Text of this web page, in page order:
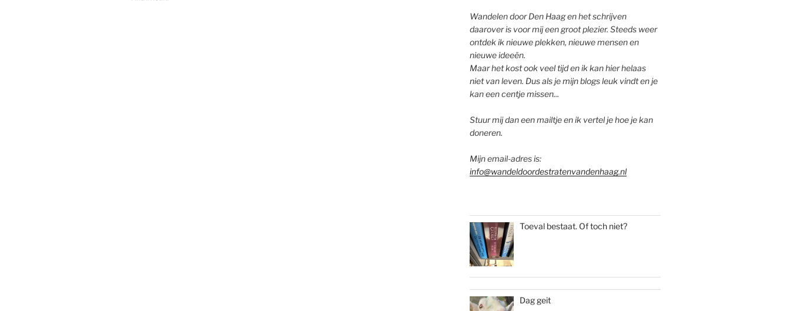
Wandelen door Den Haag en het schrijven
daarover is voor mij een groot plezier. Steeds weer
ontdek ik nieuwe plekken, nieuwe mensen en
nieuwe ideeën.
Maar het kost ook veel tijd en ik kan hier helaas
niet van leven. Dus als je mijn blogs leuk vindt en je
kan een centje missen...
Stuur mij dan een mailtje en ik vertel je hoe je kan
doneren.
Mijn email-adres is:
info@wandeldoordestratenvandenhaag.nl
Toeval bestaat. Of toch niet?
Dag geit